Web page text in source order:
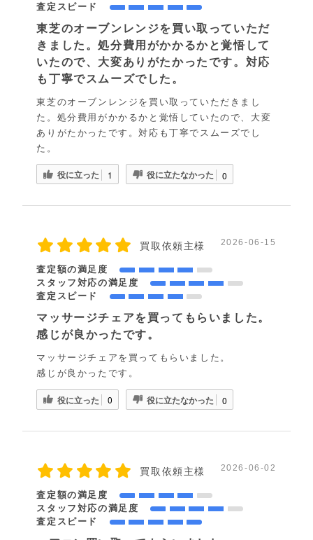
査定スピード
東芝のオーブンレンジを買い取っていただ
きました。処分費用がかかるかと覚悟して
いたので、大変ありがたかったです。対応
も丁寧でスムーズでした。
東芝のオーブンレンジを買い取っていただきまし
た。処分費用がかかるかと覚悟していたので、大変
ありがたかったです。対応も丁寧でスムーズでし
た。
役に立った 1 役に立たなかった 0
買取依頼主様 2026-06-15
査定額の満足度
スタッフ対応の満足度
査定スピード
マッサージチェアを買ってもらいました。
感じが良かったです。
マッサージチェアを買ってもらいました。
感じが良かったです。
役に立った 0 役に立たなかった 0
買取依頼主様 2026-06-02
査定額の満足度
スタッフ対応の満足度
査定スピード